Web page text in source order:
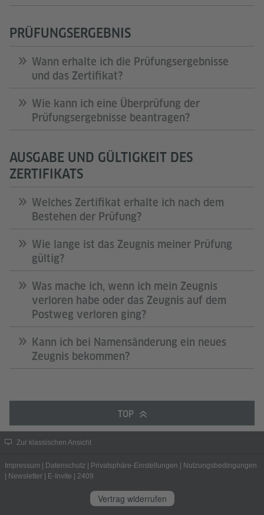
PRÜFUNGSERGEBNIS
Wann erhalte ich die Prüfungsergebnisse
und das Zertifikat?
Wie kann ich eine Überprüfung der
Prüfungsergebnisse beantragen?
AUSGABE UND GÜLTIGKEIT DES
ZERTIFIKATS
Welches Zertifikat erhalte ich nach dem
Bestehen der Prüfung?
Wie lange ist das Zeugnis meiner Prüfung
gültig?
Was mache ich, wenn ich mein Zeugnis
verloren habe oder das Zeugnis auf dem
Postweg verloren ging?
Kann ich bei Namensänderung ein neues
Zeugnis bekommen?
TOP
Zur klassischen Ansicht
Impressum Datenschutz Privatsphäre-Einstellungen
Nutzungsbedingungen
Newsletter E-Invite 2409
Vertrag widerrufen